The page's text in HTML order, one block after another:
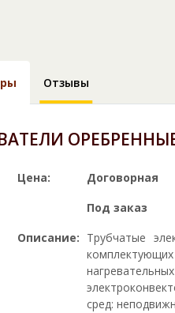
Отзывы
Цена:
Договорная
Под заказ
Описание: Трубчатые
сред: